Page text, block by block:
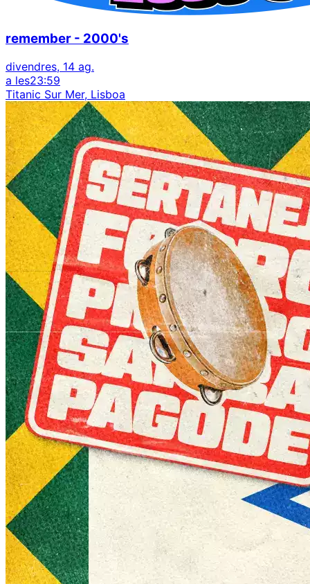
remember - 2000's
divendres, 14 ag.
a les23:59
Titanic Sur Mer, Lisboa